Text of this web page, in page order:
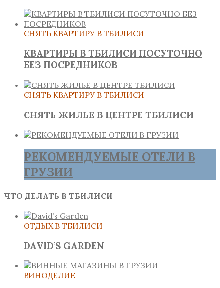
СНЯТЬ КВАРТИРУ В ТБИЛИСИ
КВАРТИРЫ В ТБИЛИСИ ПОСУТОЧНО
БЕЗ ПОСРЕДНИКОВ
СНЯТЬ КВАРТИРУ В ТБИЛИСИ
СНЯТЬ ЖИЛЬЕ В ЦЕНТРЕ ТБИЛИСИ
РЕКОМЕНДУЕМЫЕ ОТЕЛИ В
ГРУЗИИ
ЧТО ДЕЛАТЬ В ТБИЛИСИ
ОТДЫХ В ТБИЛИСИ
DAVID’S GARDEN
ВИНОДЕЛИЕ